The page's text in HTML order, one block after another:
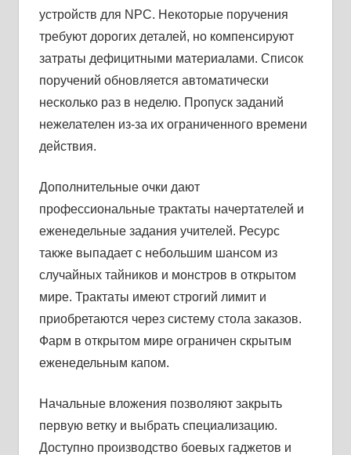
устройств для NPC. Некоторые поручения
требуют дорогих деталей, но компенсируют
затраты дефицитными материалами. Список
поручений обновляется автоматически
несколько раз в неделю. Пропуск заданий
нежелателен из-за их ограниченного времени
действия.
Дополнительные очки дают
профессиональные трактаты начертателей и
еженедельные задания учителей. Ресурс
также выпадает с небольшим шансом из
случайных тайников и монстров в открытом
мире. Трактаты имеют строгий лимит и
приобретаются через систему стола заказов.
Фарм в открытом мире ограничен скрытым
еженедельным капом.
Начальные вложения позволяют закрыть
первую ветку и выбрать специализацию.
Доступно производство боевых гаджетов и